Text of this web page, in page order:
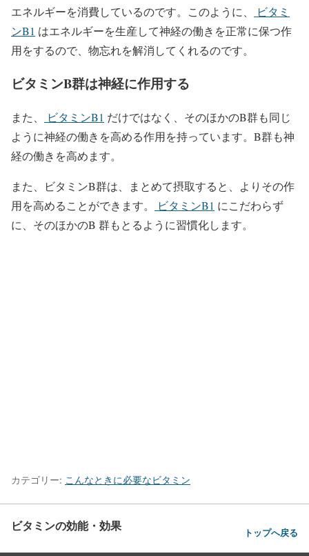
エネルギーを消費しているのです。このように、
ビタミ
ンB1 はエネルギーを生産して神経の働きを正常に保つ作
用をするので、物忘れを解消してくれるのです。
ビタミンB群は神経に作用する
また、 ビタミンB1 だけではなく、そのほかのB群も同じ
ように神経の働きを高める作用を持っています。B群も神
経の働きを高めます。
また、ビタミンB群は、まとめて摂取すると、よりその作
用を高めることができます。
ビタミンB1 にこだわらず
に、そのほかのB 群もとるように習慣化します。
カテゴリー: こんなときに必要なビタミン
ビタミンの効能・効果 トップへ戻る